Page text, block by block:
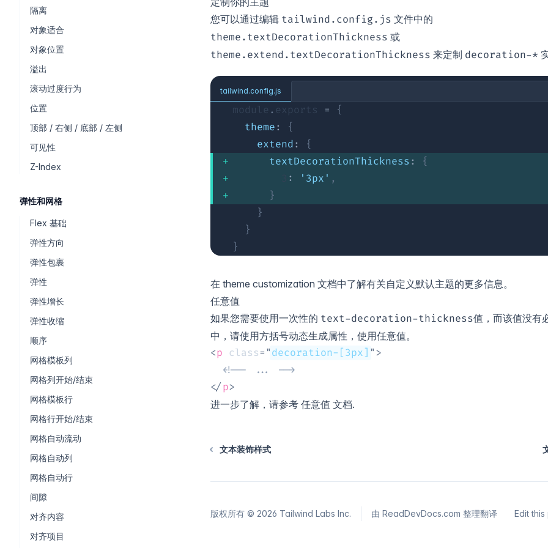
隔离
对象适合
对象位置
溢出
滚动过度行为
位置
顶部 / 右侧 / 底部 / 左侧
可见性
Z-Index
弹性和网格
Flex 基础
弹性方向
弹性包裹
弹性
弹性增长
弹性收缩
顺序
网格模板列
网格列开始/结束
网格模板行
网格行开始/结束
网格自动流动
网格自动列
网格自动行
间隙
对齐内容
对齐项目
您可以通过编辑 tailwind.config.js 文件中的
theme.textDecorationThickness 或
theme.extend.textDecorationThickness 来定制 decoration-*
tailwind.config.js
module . exports =
{
theme :
{
extend :
{
textDecorationThickness :
{
: '3px' ,
}
}
}
}
在 theme customization 文档中了解有关自定义默认主题的更多信息。
任意值
如果您需要使用一次性的 text-decoration-thickness值，而该值没有
中，请使用方括号动态生成属性，使用任意值。
<p class= " decoration-[3px] " >
<!-- ... -->
</ p>
进一步了解，请参考 任意值 文档.
文本装饰样式
版权所有 © 2026 Tailwind Labs Inc. 由 ReadDevDocs.com 整理翻译 Edit